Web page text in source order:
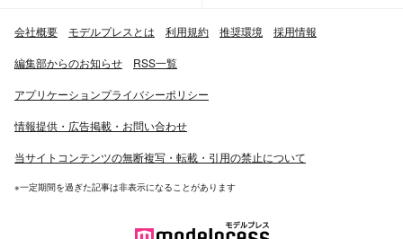
会社概要 モデルプレスとは 利用規約 推奨環境 採用情報
編集部からのお知らせ RSS一覧
アプリケーションプライバシーポリシー
情報提供・広告掲載・お問い合わせ
当サイトコンテンツの無断複写・転載・引用の禁止について
※一定期間を過ぎた記事は非表示になることがあります